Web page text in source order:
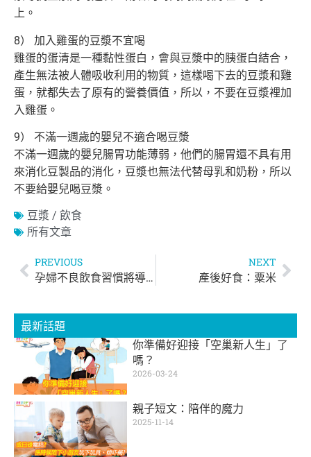
上。
8） 加入雞蛋的豆漿不宜喝
雞蛋的蛋清是一種黏性蛋白，會與豆漿中的胰蛋白結合，
產生無法被人體吸收利用的物質，這樣喝下去的豆漿和雞
蛋，就都失去了原有的營養價值，所以，不要在豆漿裡加
入雞蛋。
9） 不滿一週歲的嬰兒不適合喝豆漿
不滿一週歲的嬰兒腸胃功能薄弱，他們的腸胃還不具有用
來消化豆製品的消化，豆漿也無法代替母乳和奶粉，所以
不要給嬰兒喝豆漿。
豆漿 / 飲食
所有文章
PREVIOUS
孕婦不良飲食習慣將導致胎兒過動症
NEXT
產後好食：粟米
最新話題
你準備好迎接「空巢新人生」了
嗎？
2026-03-24
親子短文：陪伴的魔力
2025-11-14